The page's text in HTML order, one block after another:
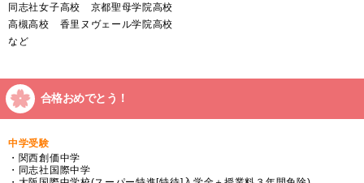
同志社女子高校 京都聖母学院高校
高槻高校 香里ヌヴェール学院高校
など
合格おめでとう！
中学受験
・関西創価中学
・同志社国際中学